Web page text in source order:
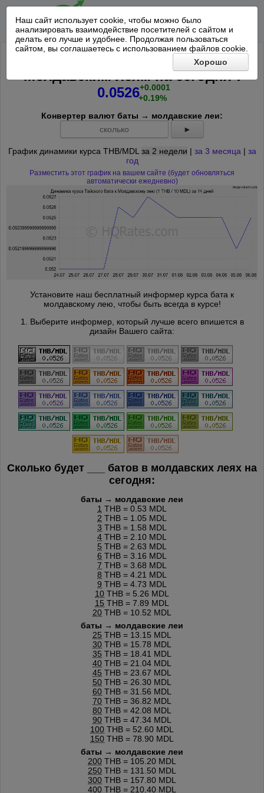
Наш сайт использует cookie, чтобы можно было
анализировать взаимодействие посетителей с сайтом и
делать его лучше и удобнее. Продолжая пользоваться
сайтом, вы соглашаетесь с использованием файлов cookie.
Хорошо
Курс Тайского бата к 10
Молдавским леям насегодня*:
0.0526+0.0001
+0.19%
Конвертер валют баты → молдавские леи:
►
График динамики курса THB/MDL за 2 недели | за 3 месяца | за
год
Разместить этот график на вашем сайте (будет обновляться
автоматически ежедневно)
Установите наш бесплатный информер курса бата к
молдавскому лею, чтобы быть всегда в курсе!
1. Выберите информер, который лучше всего впишется в
дизайн Вашего сайта:
Сколько будет
батов в молдавских леях на
сегодня:
баты → молдавские леи
1 THB = 0.53 MDL
2 THB = 1.05 MDL
3 THB = 1.58 MDL
4 THB = 2.10 MDL
5 THB = 2.63 MDL
6 THB = 3.16 MDL
7 THB = 3.68 MDL
8 THB = 4.21 MDL
9 THB = 4.73 MDL
10 THB = 5.26 MDL
15 THB = 7.89 MDL
20 THB = 10.52 MDL
баты → молдавские леи
25 THB = 13.15 MDL
30 THB = 15.78 MDL
35 THB = 18.41 MDL
40 THB = 21.04 MDL
45 THB = 23.67 MDL
50 THB = 26.30 MDL
60 THB = 31.56 MDL
70 THB = 36.82 MDL
80 THB = 42.08 MDL
90 THB = 47.34 MDL
100 THB = 52.60 MDL
150 THB = 78.90 MDL
баты → молдавские леи
200 THB = 105.20 MDL
250 THB = 131.50 MDL
300 THB = 157.80 MDL
400 THB = 210.40 MDL